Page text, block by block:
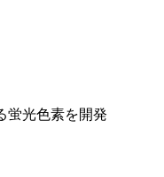
蛍光色素を開発